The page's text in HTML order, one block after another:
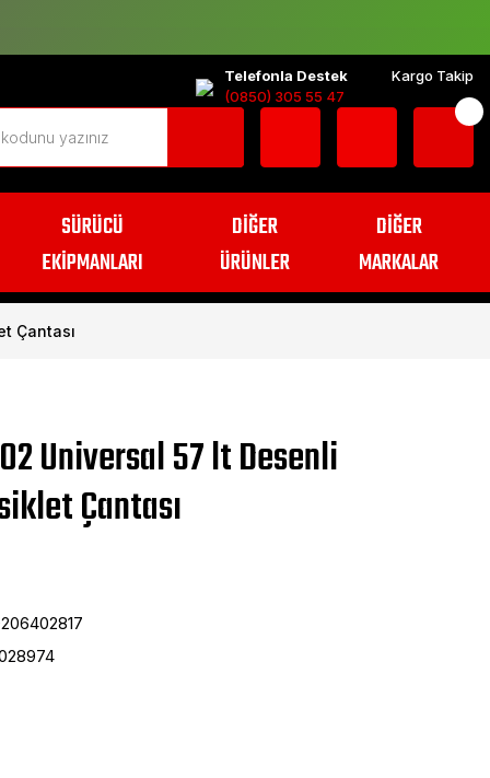
Telefonla Destek
(0850) 305 55 47
Kargo Takip
SÜRÜCÜ
EKİPMANLARI
DİĞER
ÜRÜNLER
DİĞER
MARKALAR
Çantası
Universal 57 lt Desenli
Çantası